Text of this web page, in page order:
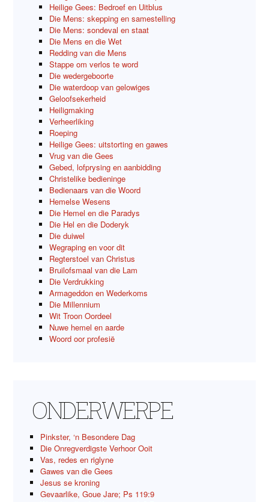
Heilige Gees: Bedroef en Uitblus
Die Mens: skepping en samestelling
Die Mens: sondeval en staat
Die Mens en die Wet
Redding van die Mens
Stappe om verlos te word
Die wedergeboorte
Die waterdoop van gelowiges
Geloofsekerheid
Heiligmaking
Verheerliking
Roeping
Heilige Gees: uitstorting en gawes
Vrug van die Gees
Gebed, lofprysing en aanbidding
Christelike bedieninge
Bedienaars van die Woord
Hemelse Wesens
Die Hemel en die Paradys
Die Hel en die Doderyk
Die duiwel
Wegraping en voor dit
Regterstoel van Christus
Bruilofsmaal van die Lam
Die Verdrukking
Armageddon en Wederkoms
Die Millennium
Wit Troon Oordeel
Nuwe hemel en aarde
Woord oor profesië
ONDERWERPE
Pinkster, ‘n Besondere Dag
Die Onregverdigste Verhoor Ooit
Vas, redes en riglyne
Gawes van die Gees
Jesus se kroning
Gevaarlike, Goue Jare; Ps 119:9